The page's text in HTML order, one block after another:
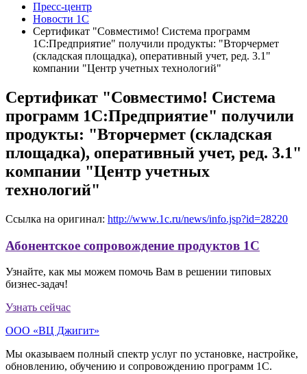
Пресс-центр
Новости 1С
Сертификат "Совместимо! Система программ
1С:Предприятие" получили продукты: "Вторчермет
(складская площадка), оперативный учет, ред. 3.1"
компании "Центр учетных технологий"
Сертификат "Совместимо! Система
программ 1С:Предприятие" получили
продукты: "Вторчермет (складская
площадка), оперативный учет, ред. 3.1"
компании "Центр учетных
технологий"
Ссылка на оригинал: http://www.1c.ru/news/info.jsp?id=28220
Абонентское сопровождение продуктов 1C
Узнайте, как мы можем помочь Вам в решении типовых
бизнес-задач!
Узнать сейчас
ООО «ВЦ Джигит»
Мы оказываем полный спектр услуг по установке, настройке,
обновлению, обучению и сопровождению программ 1С.